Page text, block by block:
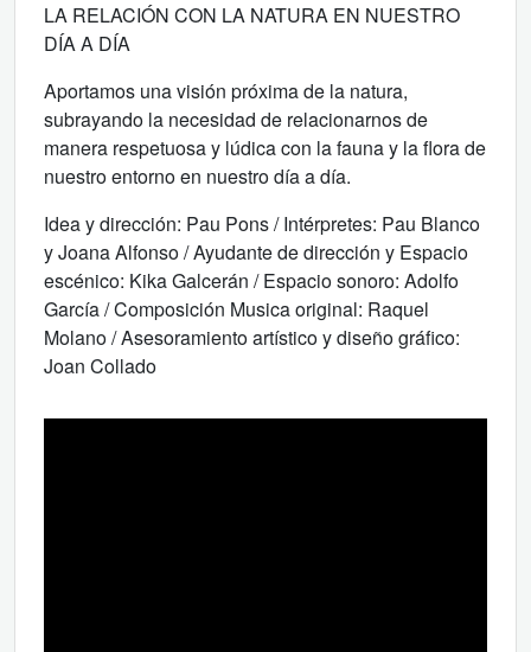
LA RELACIÓN CON LA NATURA EN NUESTRO
DÍA A DÍA
Aportamos una visión próxima de la natura,
subrayando la necesidad de relacionarnos de
manera respetuosa y lúdica con la fauna y la flora de
nuestro entorno en nuestro día a día.
Idea y dirección: Pau Pons / Intérpretes: Pau Blanco
y Joana Alfonso / Ayudante de dirección y Espacio
escénico: Kika Galcerán / Espacio sonoro: Adolfo
García / Composición Musica original: Raquel
Molano / Asesoramiento artístico y diseño gráfico:
Joan Collado